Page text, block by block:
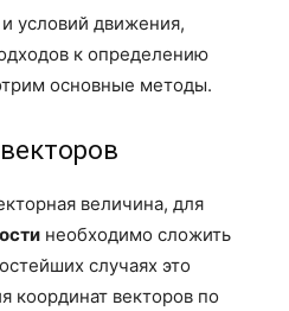
условий движения,
к определению
основные методы.
величина, для
необходимо сложить
случаях это
координат векторов по